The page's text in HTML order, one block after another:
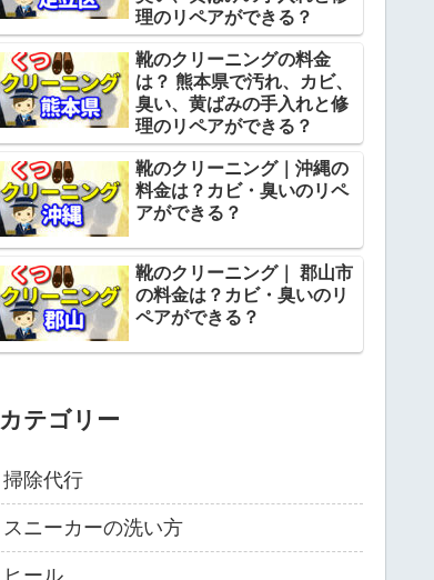
理のリペアができる？
靴のクリーニングの料金
は？ 熊本県で汚れ、カビ、
臭い、黄ばみの手入れと修
理のリペアができる？
靴のクリーニング｜沖縄の
料金は？カビ・臭いのリペ
アができる？
靴のクリーニング｜ 郡山市
の料金は？カビ・臭いのリ
ペアができる？
カテゴリー
掃除代行
スニーカーの洗い方
ヒール